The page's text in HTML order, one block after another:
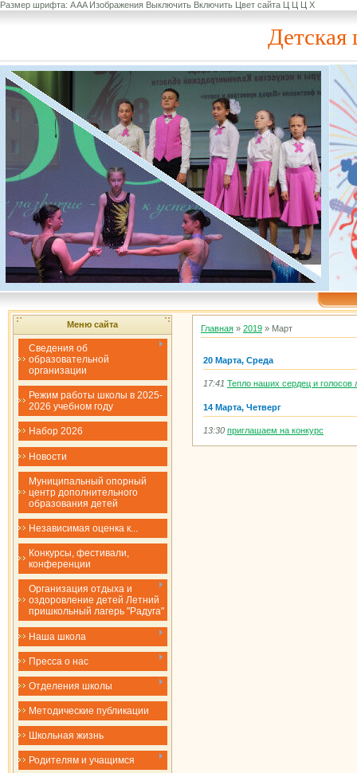
Размер шрифта: AAAИзображения Выключить Включить Цвет сайта Ц Ц Ц Х
Детская
Меню сайта
Сведения об
образовательной
организации
Режим работы школы в 2025-
2026 учебном году
Набор 2026
Новости
Муниципальный опорный
центр дополнительного
образования детей
Независимая оценка к...
Конкурсы, фестивали,
конференции
Организация отдыха и
оздоровление детей Летний
пришкольный лагерь "Радуга"
Наша школа
Пресса о нас
Отделения школы
Методические публикации
Школьная жизнь
Родителям и учащимся
Главная » 2019 » Март
20 Марта, Среда
17:41 Тепло наших сердец и голосов
14 Марта, Четверг
13:30 приглашаем на конкурс